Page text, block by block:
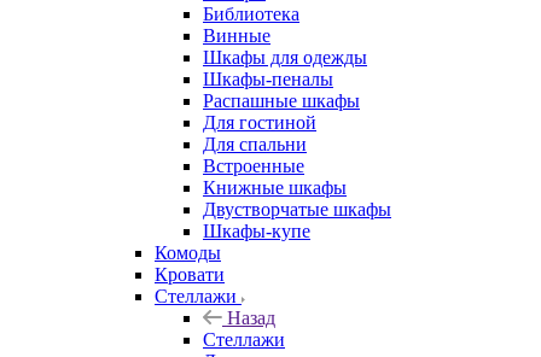
Библиотека
Винные
Шкафы для одежды
Шкафы-пеналы
Распашные шкафы
Для гостиной
Для спальни
Встроенные
Книжные шкафы
Двустворчатые шкафы
Шкафы-купе
Комоды
Кровати
Стеллажи
Назад
Стеллажи